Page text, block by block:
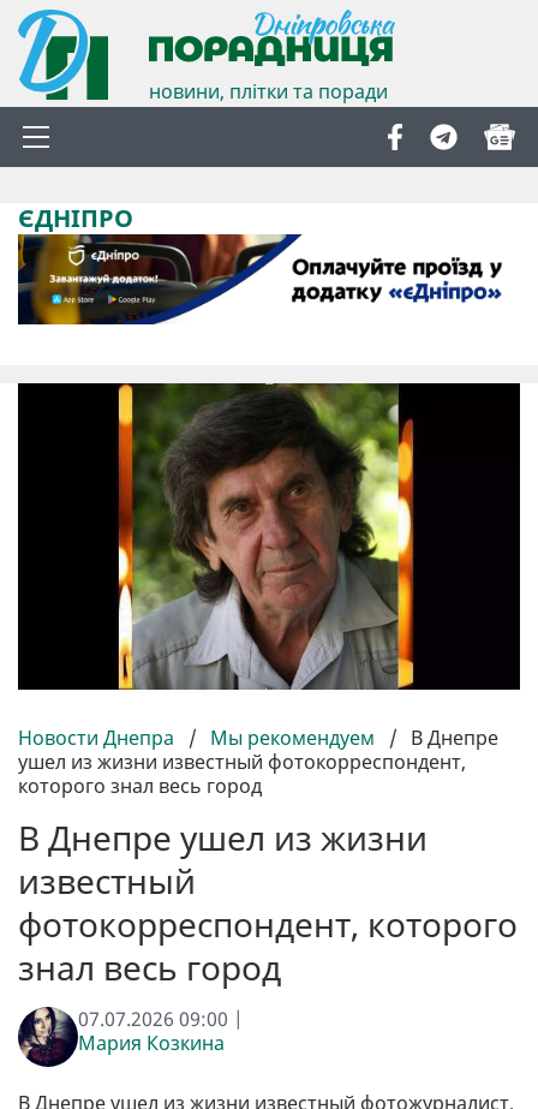
новини, плітки та поради
ЄДНІПРО
Новости Днепра / Мы рекомендуем / В Днепре
ушел из жизни известный фотокорреспондент,
которого знал весь город
В Днепре ушел из жизни
известный
фотокорреспондент, которого
знал весь город
07.07.2026 09:00 |
Мария Козкина
В Днепре ушел из жизни известный фотожурналист.